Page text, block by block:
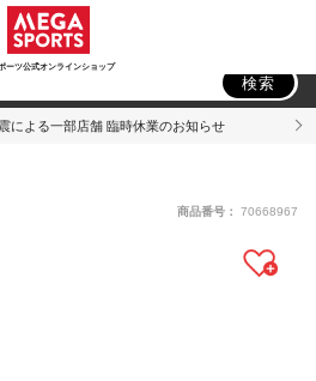
ーツ公式オンラインショップ
ア
検索
による一部店舗 臨時休業のお知らせ
商品番号： 70668967